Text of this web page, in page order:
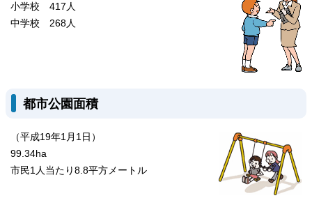
小学校 417人
中学校 268人
都市公園面積
（平成19年1月1日）
99.34ha
市民1人当たり8.8平方メートル